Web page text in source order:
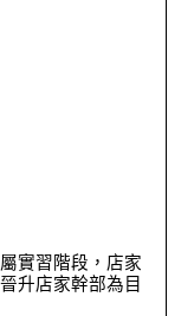
實習階段，店家
升店家幹部為目